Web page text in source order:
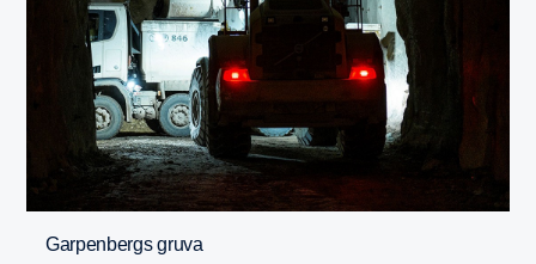
Garpenbergs gruva